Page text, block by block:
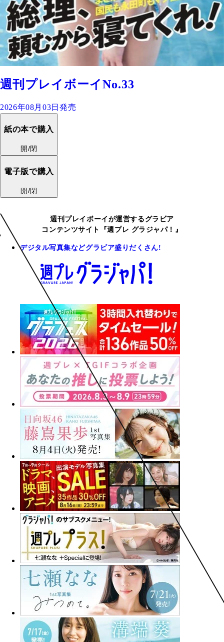
週刊プレイボーイNo.33
2026年08月03日発売
紙の本で購入
開/閉
電子版で購入
開/閉
週刊プレイボーイが運営するグラビア
コンテンツサイト『週プレ グラジャパ！』
デジタル写真集などグラビア盛りだくさん!